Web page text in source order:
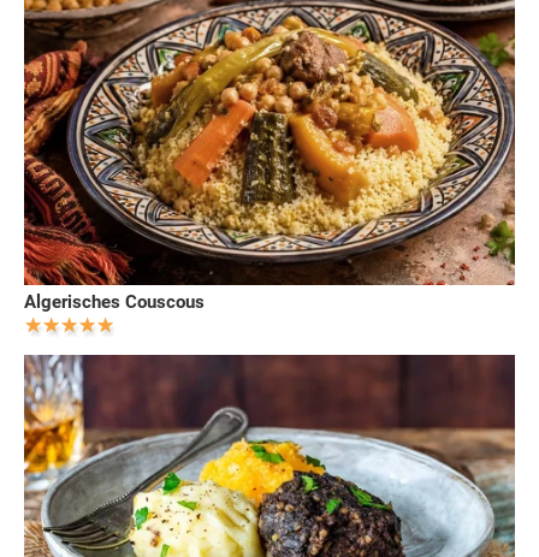
Algerisches Couscous